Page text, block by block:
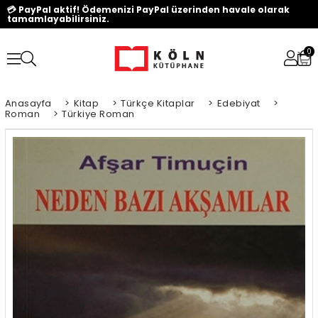
💳 PayPal aktif! Ödemenizi PayPal üzerinden havale olarak
tamamlayabilirsiniz.
0
Anasayfa > Kitap > Türkçe Kitaplar > Edebiyat >
Roman > Türkiye Roman